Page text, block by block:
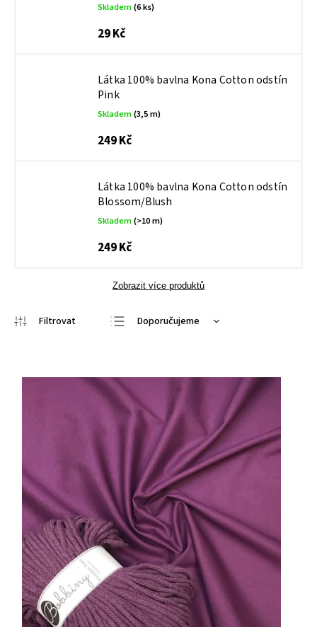
Skladem(6 ks)
29 Kč
Látka 100% bavlna Kona Cotton odstín
Pink
Skladem(3,5 m)
249 Kč
Látka 100% bavlna Kona Cotton odstín
Blossom/Blush
Skladem(>10 m)
249 Kč
Zobrazit více produktů
Doporučujeme
Abecedně